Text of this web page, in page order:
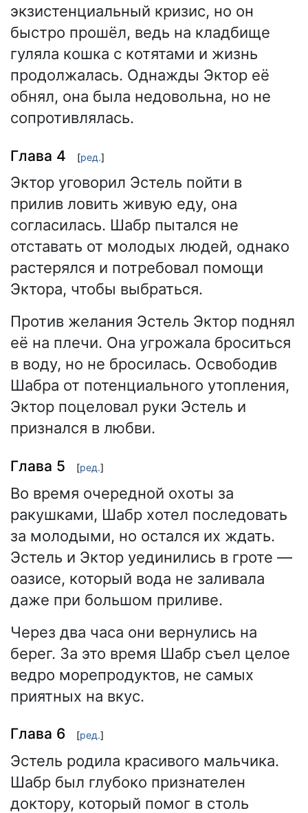
экзистенциальный кризис, но он
быстро прошёл, ведь на кладбище
гуляла кошка с котятами и жизнь
продолжалась. Однажды Эктор её
обнял, она была недовольна, но не
сопротивлялась.
Глава 4 [ред.]
Эктор уговорил Эстель пойти в
прилив ловить живую еду, она
согласилась. Шабр пытался не
отставать от молодых людей, однако
растерялся и потребовал помощи
Эктора, чтобы выбраться.
Против желания Эстель Эктор поднял
её на плечи. Она угрожала броситься
в воду, но не бросилась. Освободив
Шабра от потенциального утопления,
Эктор поцеловал руки Эстель и
признался в любви.
Глава 5 [ред.]
Во время очередной охоты за
ракушками, Шабр хотел последовать
за молодыми, но остался их ждать.
Эстель и Эктор уединились в гроте —
оазисе, который вода не заливала
даже при большом приливе.
Через два часа они вернулись на
берег. За это время Шабр съел целое
ведро морепродуктов, не самых
приятных на вкус.
Глава 6 [ред.]
Эстель родила красивого мальчика.
Шабр был глубоко признателен
доктору, который помог в столь